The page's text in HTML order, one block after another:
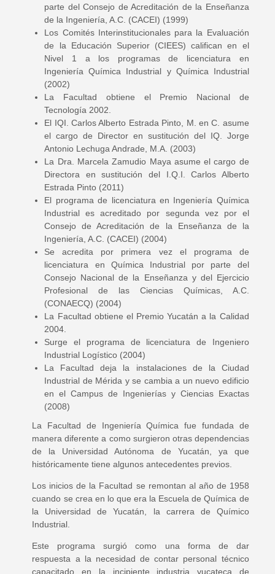
parte del Consejo de Acreditación de la Enseñanza
de la Ingeniería, A.C. (CACEI) (1999)
Los Comités Interinstitucionales para la Evaluación
de la Educación Superior (CIEES) califican en el
Nivel 1 a los programas de licenciatura en
Ingeniería Química Industrial y Química Industrial
(2002)
La Facultad obtiene el Premio Nacional de
Tecnología 2002.
El IQI. Carlos Alberto Estrada Pinto, M. en C. asume
el cargo de Director en sustitución del IQ. Jorge
Antonio Lechuga Andrade, M.A. (2003)
La Dra. Marcela Zamudio Maya asume el cargo de
Directora en sustitución del I.Q.I. Carlos Alberto
Estrada Pinto (2011)
El programa de licenciatura en Ingeniería Química
Industrial es acreditado por segunda vez por el
Consejo de Acreditación de la Enseñanza de la
Ingeniería, A.C. (CACEI) (2004)
Se acredita por primera vez el programa de
licenciatura en Química Industrial por parte del
Consejo Nacional de la Enseñanza y del Ejercicio
Profesional de las Ciencias Químicas, A.C.
(CONAECQ) (2004)
La Facultad obtiene el Premio Yucatán a la Calidad
2004.
Surge el programa de licenciatura de Ingeniero
Industrial Logístico (2004)
La Facultad deja la instalaciones de la Ciudad
Industrial de Mérida y se cambia a un nuevo edificio
en el Campus de Ingenierías y Ciencias Exactas
(2008)
La Facultad de Ingeniería Química fue fundada de
manera diferente a como surgieron otras dependencias
de la Universidad Autónoma de Yucatán, ya que
históricamente tiene algunos antecedentes previos.
Los inicios de la Facultad se remontan al año de 1958
cuando se crea en lo que era la Escuela de Química de
la Universidad de Yucatán, la carrera de Químico
Industrial.
Este programa surgió como una forma de dar
respuesta a la necesidad de contar personal técnico
capacitado en la incipiente industria yucateca de